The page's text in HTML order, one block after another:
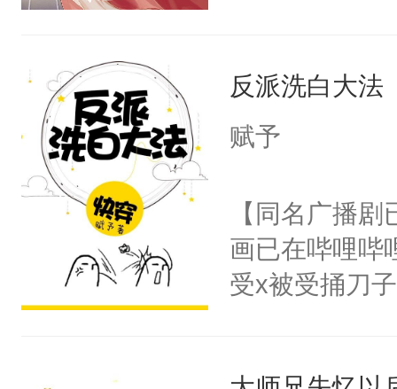
用见人，因为
言神龙见首不
名蛇蛇，跟
不知道，那小
头，魔尊墨宴
宴：柳折枝你
们竟然欺负
反派洗白大法
赋予
【同名广播
画已在哔哩哔
受x被受捅刀